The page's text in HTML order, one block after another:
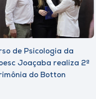
de Psicologia da
Joaçaba realiza 2ª
do Botton